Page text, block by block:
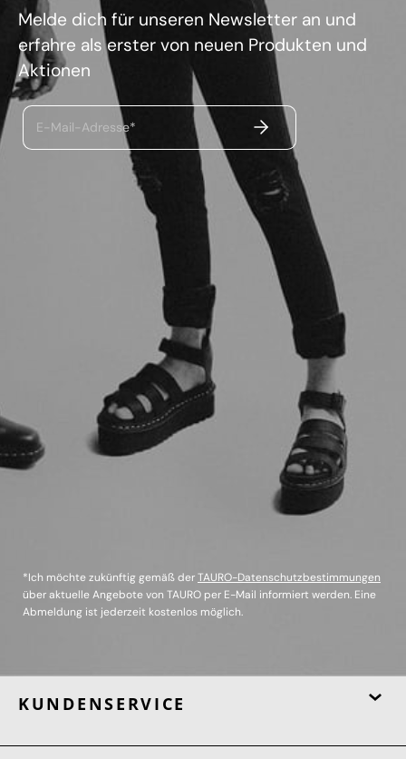
Melde dich für unseren Newsletter an und
erfahre als erster von neuen Produkten und
Aktionen
E-Mail-Adresse* ABSENDEN
*Ich möchte zukünftig gemäß derTAURO-Datenschutzbestimmungen
über aktuelle Angebote von TAURO per E-Mail informiert werden. Eine
Abmeldung ist jederzeit kostenlos möglich.
KUNDENSERVICE